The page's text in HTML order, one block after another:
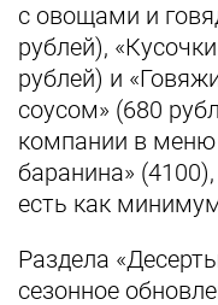
с овощами и
рублей),
рублей) и
соусом» (680
компании в меню
баранина»
есть как
Раздела
сезонное